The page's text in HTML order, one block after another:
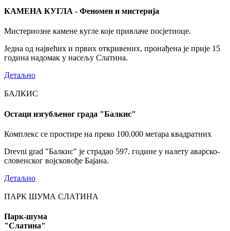
КАМЕНА КУГЛА - Феномен и мистерија
Мистериозне камене кугле које привлаче посјетиоце.
Једна од највећих и првих откривених, пронађена је прије 15
година надомак у насељу Слатина.
Детаљно
БАЛКИС
Остаци изгубљеног града "Балкис"
Комплекс се простире на преко 100.000 метара квадратних
Drevni grad "Балкис" је страдао 597. године у налету аварско-
словенског војсковође Бајана.
Детаљно
ПАРК ШУМА СЛАТИНА
Парк-шума
"Слатина"